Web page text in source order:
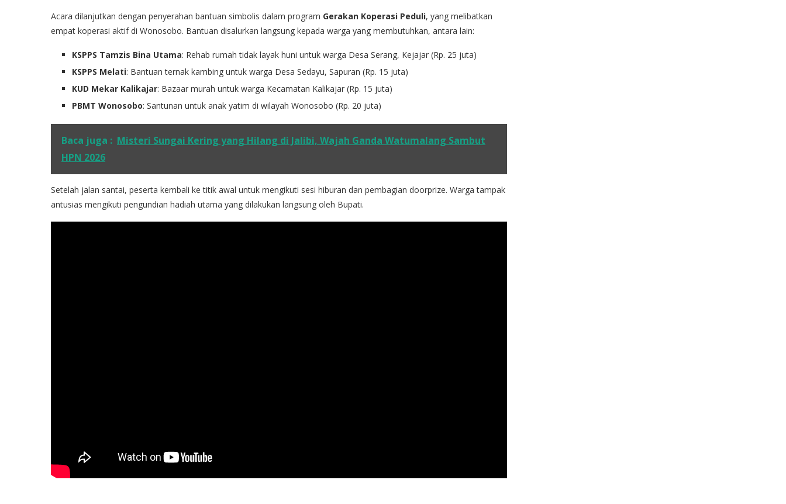
Acara dilanjutkan dengan penyerahan bantuan simbolis dalam program Gerakan Koperasi Peduli, yang melibatkan
empat koperasi aktif di Wonosobo. Bantuan disalurkan langsung kepada warga yang membutuhkan, antara lain:
KSPPS Tamzis Bina Utama: Rehab rumah tidak layak huni untuk warga Desa Serang, Kejajar (Rp. 25 juta)
KSPPS Melati: Bantuan ternak kambing untuk warga Desa Sedayu, Sapuran (Rp. 15 juta)
KUD Mekar Kalikajar: Bazaar murah untuk warga Kecamatan Kalikajar (Rp. 15 juta)
PBMT Wonosobo: Santunan untuk anak yatim di wilayah Wonosobo (Rp. 20 juta)
Baca juga : Misteri Sungai Kering yang Hilang di Jalibi, Wajah Ganda Watumalang Sambut
HPN 2026
Setelah jalan santai, peserta kembali ke titik awal untuk mengikuti sesi hiburan dan pembagian doorprize. Warga tampak
antusias mengikuti pengundian hadiah utama yang dilakukan langsung oleh Bupati.